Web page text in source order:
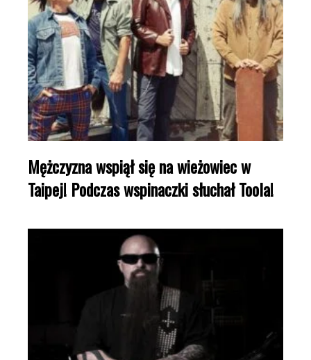
Mężczyzna wspiął się na wieżowiec w
Taipej! Podczas wspinaczki słuchał Toola!